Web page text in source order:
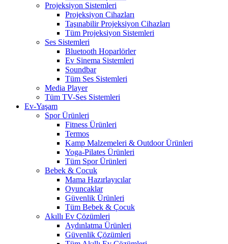
Projeksiyon Sistemleri
Projeksiyon Cihazları
Taşınabilir Projeksiyon Cihazları
Tüm Projeksiyon Sistemleri
Ses Sistemleri
Bluetooth Hoparlörler
Ev Sinema Sistemleri
Soundbar
Tüm Ses Sistemleri
Media Player
Tüm TV-Ses Sistemleri
Ev-Yaşam
Spor Ürünleri
Fitness Ürünleri
Termos
Kamp Malzemeleri & Outdoor Ürünleri
Yoga-Pilates Ürünleri
Tüm Spor Ürünleri
Bebek & Çocuk
Mama Hazırlayıcılar
Oyuncaklar
Güvenlik Ürünleri
Tüm Bebek & Çocuk
Akıllı Ev Çözümleri
Aydınlatma Ürünleri
Güvenlik Çözümleri